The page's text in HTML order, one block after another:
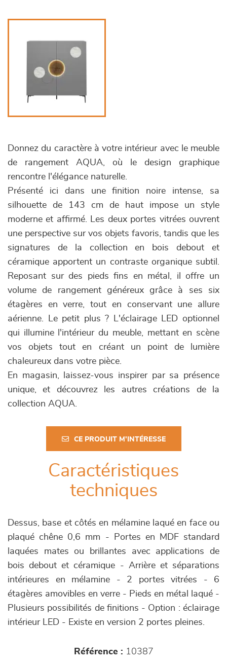
Donnez du caractère à votre intérieur avec le meuble
de rangement AQUA, où le design graphique
rencontre l'élégance naturelle.
Présenté ici dans une finition noire intense, sa
silhouette de 143 cm de haut impose un style
moderne et affirmé. Les deux portes vitrées ouvrent
une perspective sur vos objets favoris, tandis que les
signatures de la collection en bois debout et
céramique apportent un contraste organique subtil.
Reposant sur des pieds fins en métal, il offre un
volume de rangement généreux grâce à ses six
étagères en verre, tout en conservant une allure
aérienne. Le petit plus ? L'éclairage LED optionnel
qui illumine l'intérieur du meuble, mettant en scène
vos objets tout en créant un point de lumière
chaleureux dans votre pièce.
En magasin, laissez-vous inspirer par sa présence
unique, et découvrez les autres créations de la
collection AQUA.
CE PRODUIT M'INTÉRESSE
Caractéristiques
techniques
Dessus, base et côtés en mélamine laqué en face ou
plaqué chêne 0,6 mm - Portes en MDF standard
laquées mates ou brillantes avec applications de
bois debout et céramique - Arrière et séparations
intérieures en mélamine - 2 portes vitrées - 6
étagères amovibles en verre - Pieds en métal laqué -
Plusieurs possibilités de finitions - Option : éclairage
intérieur LED - Existe en version 2 portes pleines.
Référence : 10387